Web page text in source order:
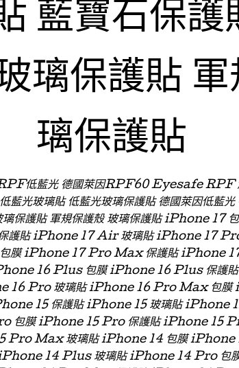
藍寶石保護
璃保護貼
璃保護貼
低藍光 德國萊因RPF60 Eyesafe RPF
藍光玻璃貼 低藍光玻璃保護貼 德國萊因低藍
璃保護貼 軍規保護殼 玻璃保護貼 iPhone
貼 iPhone 17 Air 玻璃貼 iPhone 17
膜 iPhone 17 Pro Max 保護貼 iPhone
16 Plus 包膜 iPhone 16 Plus 保護
16 Pro 玻璃貼 iPhone 16 Pro Max 包
15 保護貼 iPhone 15 玻璃貼 iPhone
包膜 iPhone 15 Pro 保護貼 iPhone 15
Max 玻璃貼 iPhone 14 包膜 iPhone
14 Plus 玻璃貼 iPhone 14 Pro 包